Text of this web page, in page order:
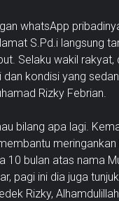
whatsApp
S.Pd.i langsung
Selaku wakil rakyat,
dan kondisi yang
Rizky Febrian.
bilang apa lagi.
10 bulan atas nama
pagi ini dia juga
Rizky,